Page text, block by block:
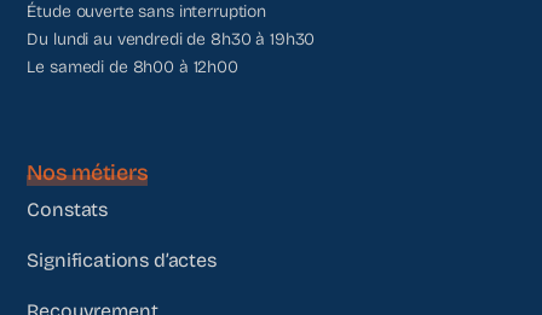
Étude ouverte sans interruption
Du lundi au vendredi de 8h30 à 19h30
Le samedi de 8h00 à 12h00
Nos métiers
Constats
Significations d’actes